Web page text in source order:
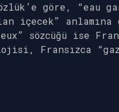
göre, “eau
içecek”
sözcüğü ise
Fransızca